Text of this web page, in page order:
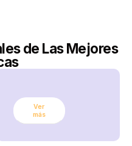
de Las Mejores
Ver
más